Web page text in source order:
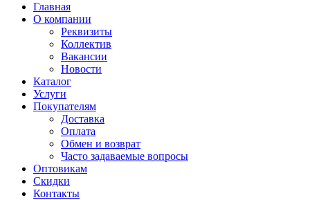
Главная
О компании
Реквизиты
Коллектив
Вакансии
Новости
Каталог
Услуги
Покупателям
Доставка
Оплата
Обмен и возврат
Часто задаваемые вопросы
Оптовикам
Скидки
Контакты